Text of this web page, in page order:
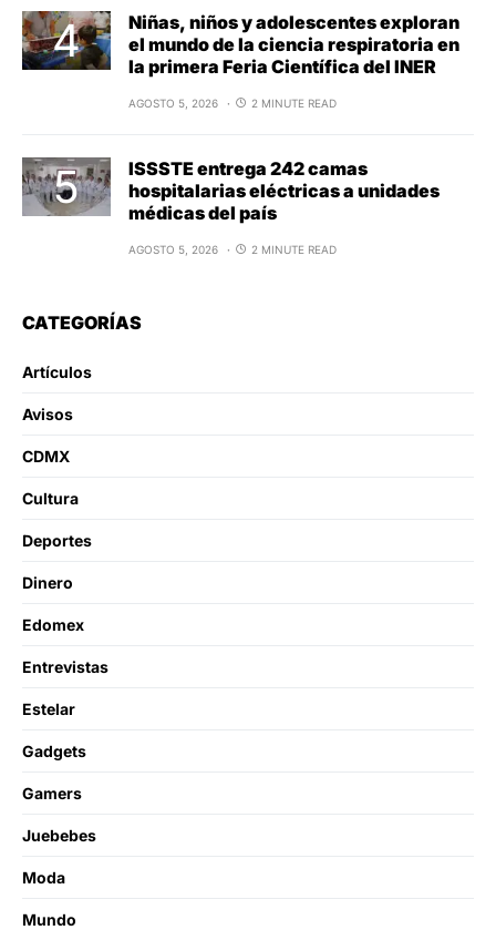
Niñas, niños y adolescentes exploran
el mundo de la ciencia respiratoria en
la primera Feria Científica del INER
AGOSTO 5, 2026 2 MINUTE READ
ISSSTE entrega 242 camas
hospitalarias eléctricas a unidades
médicas del país
AGOSTO 5, 2026 2 MINUTE READ
CATEGORÍAS
Artículos
Avisos
CDMX
Cultura
Deportes
Dinero
Edomex
Entrevistas
Estelar
Gadgets
Gamers
Juebebes
Moda
Mundo